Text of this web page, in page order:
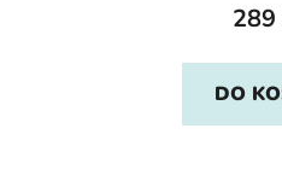
289
DO